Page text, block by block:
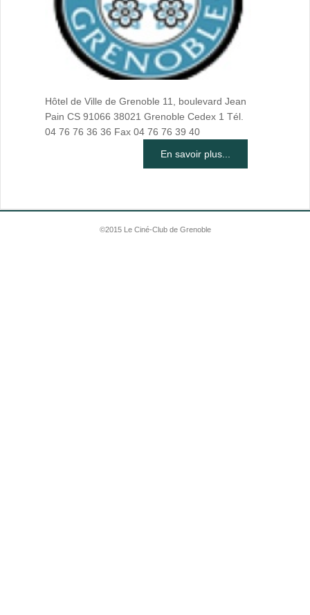
Hôtel de Ville de Grenoble 11, boulevard Jean
Pain CS 91066 38021 Grenoble Cedex 1 Tél.
04 76 76 36 36 Fax 04 76 76 39 40
En savoir plus...
©2015 Le Ciné-Club de Grenoble